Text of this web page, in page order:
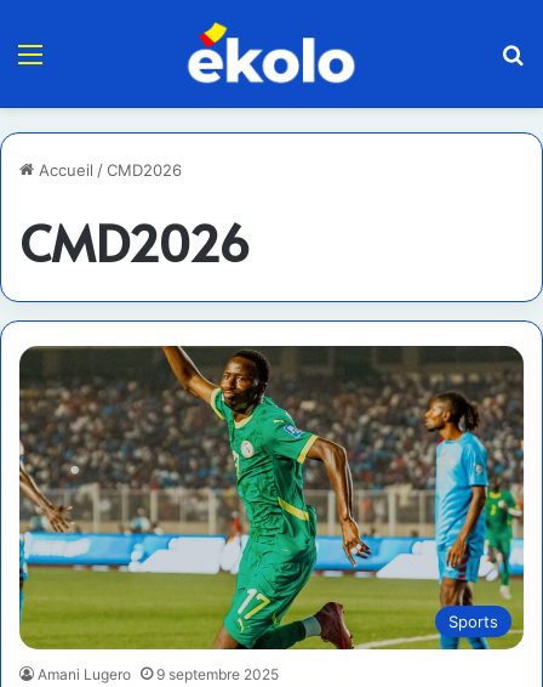
Menu
Accueil /CMD2026
CMD2026
Sports
Amani Lugero 9 septembre 2025